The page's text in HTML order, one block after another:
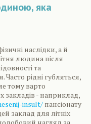
яка
наслідки, а й
людина після
та
рідні губляться,
тому варто
закладів - наприклад,
insult/ пансіонату
заклад для літніх